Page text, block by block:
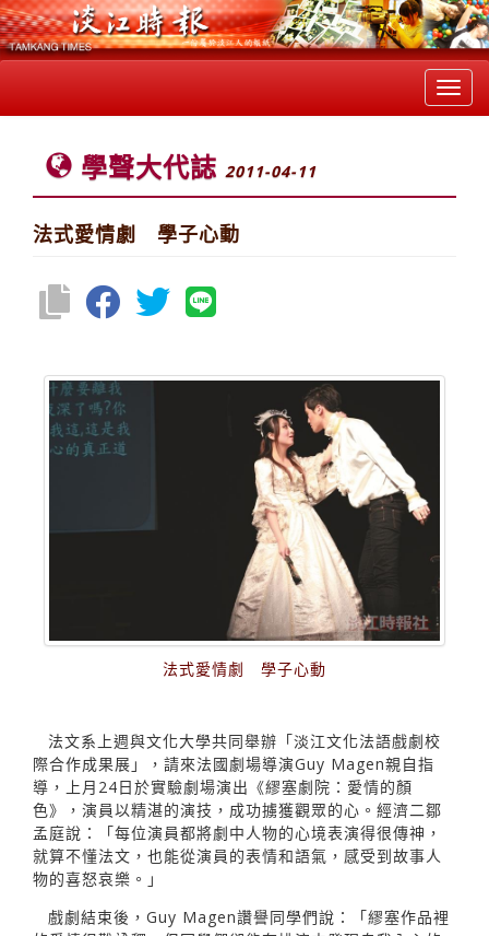
學聲大代誌 2011-04-11
法式愛情劇 學子心動
法式愛情劇 學子心動
法文系上週與文化大學共同舉辦「淡江文化法語戲劇校
際合作成果展」，請來法國劇場導演Guy Magen親自指
導，上月24日於實驗劇場演出《繆塞劇院：愛情的顏
色》，演員以精湛的演技，成功擄獲觀眾的心。經濟二鄒
孟庭說：「每位演員都將劇中人物的心境表演得很傳神，
就算不懂法文，也能從演員的表情和語氣，感受到故事人
物的喜怒哀樂。」
戲劇結束後，Guy Magen讚譽同學們說：「繆塞作品裡